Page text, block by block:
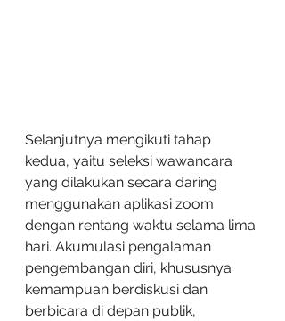
Selanjutnya mengikuti tahap
kedua, yaitu seleksi wawancara
yang dilakukan secara daring
menggunakan aplikasi zoom
dengan rentang waktu selama lima
hari. Akumulasi pengalaman
pengembangan diri, khususnya
kemampuan berdiskusi dan
berbicara di depan publik,